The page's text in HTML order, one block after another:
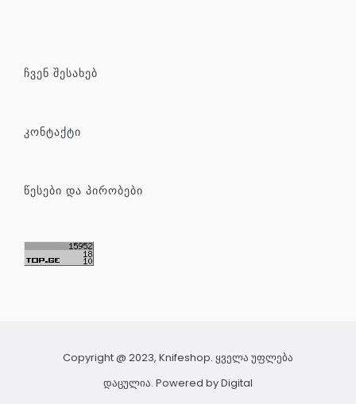
ᲩᲕᲔᲜ ᲨᲔᲡᲐᲮᲔᲑ
ᲙᲝᲜᲢᲐᲥᲢᲘ
ᲬᲔᲡᲔᲑᲘ ᲓᲐ ᲞᲘᲠᲝᲑᲔᲑᲘ
Copyright @ 2023, Knifeshop. ყველა უფლება
დაცულია. Powered byDigital